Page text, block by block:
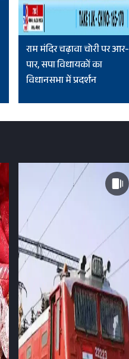
राम मंदिर चढ़ावा चोरी पर आर-
पार, सपा विधायकों का
विधानसभा में प्रदर्शन